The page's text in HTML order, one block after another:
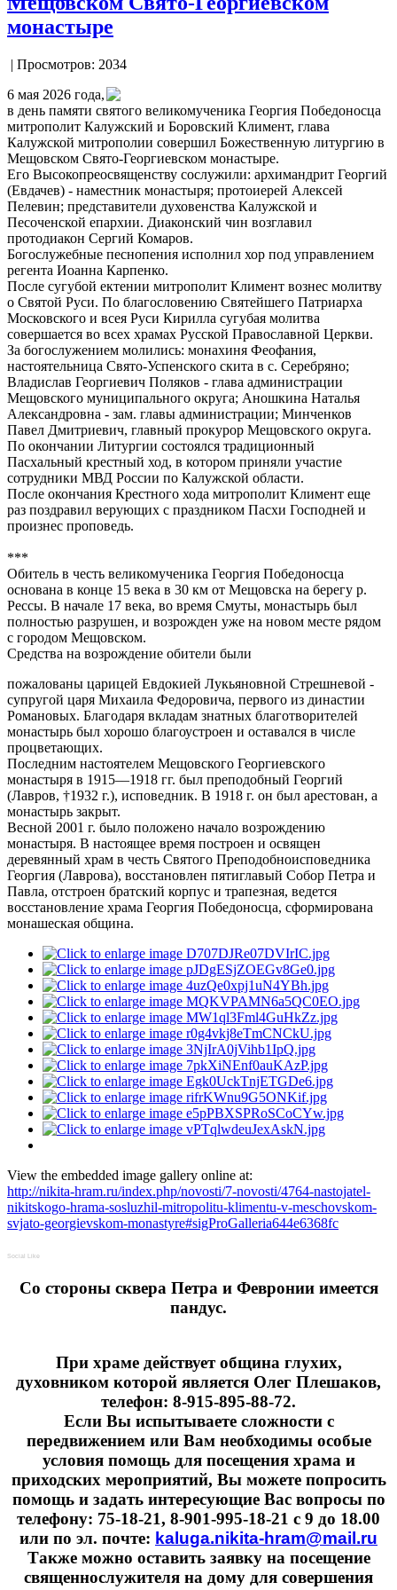
монастыре
| Просмотров: 2034
6 мая 2026 года,
в день памяти святого великомученика Георгия Победоносца
митрополит Калужский и Боровский Климент, глава
Калужской митрополии совершил Божественную литургию в
Мещовском Свято-Георгиевском монастыре.
Его Высокопреосвященству сослужили: архимандрит Георгий
(Евдачев) - наместник монастыря; протоиерей Алексей
Пелевин; представители духовенства Калужской и
Песоченской епархии. Диаконский чин возглавил
протодиакон Сергий Комаров.
Богослужебные песнопения исполнил хор под управлением
регента Иоанна Карпенко.
После сугубой ектении митрополит Климент вознес молитву
о Святой Руси. По благословению Святейшего Патриарха
Московского и всея Руси Кирилла сугубая молитва
совершается во всех храмах Русской Православной Церкви.
За богослужением молились: монахиня Феофания,
настоятельница Свято-Успенского скита в с. Серебряно;
Владислав Георгиевич Поляков - глава администрации
Мещовского муниципального округа; Аношкина Наталья
Александровна - зам. главы администрации; Минченков
Павел Дмитриевич, главный прокурор Мещовского округа.
По окончании Литургии состоялся традиционный
Пасхальный крестный ход, в котором приняли участие
сотрудники МВД России по Калужской области.
После окончания Крестного хода митрополит Климент еще
раз поздравил верующих с праздником Пасхи Господней и
произнес проповедь.
***
Обитель в честь великомученика Георгия Победоносца
основана в конце 15 века в 30 км от Мещовска на берегу р.
Рессы. В начале 17 века, во время Смуты, монастырь был
полностью разрушен, и возрожден уже на новом месте рядом
с городом Мещовском.
Средства на возрождение обители были
пожалованы царицей Евдокией Лукьяновной Стрешневой -
супругой царя Михаила Федоровича, первого из династии
Романовых. Благодаря вкладам знатных благотворителей
монастырь был хорошо благоустроен и оставался в числе
процветающих.
Последним настоятелем Мещовского Георгиевского
монастыря в 1915––1918 гг. был преподобный Георгий
(Лавров, †1932 г.), исповедник. В 1918 г. он был арестован, а
монастырь закрыт.
Весной 2001 г. было положено начало возрождению
монастыря. В настоящее время построен и освящен
деревянный храм в честь Святого Преподобноисповедника
Георгия (Лаврова), восстановлен пятиглавый Собор Петра и
Павла, отстроен братский корпус и трапезная, ведется
восстановление храма Георгия Победоносца, сформирована
монашеская община.
View the embedded image gallery online at:
http://nikita-hram.ru/index.php/novosti/7-novosti/4764-nastojatel-
nikitskogo-hrama-sosluzhil-mitropolitu-klimentu-v-meschovskom-
svjato-georgievskom-monastyre#sigProGalleria644e6368fc
Social Like
Cо стороны сквера Петра и Февронии имеется
пандус.
При храме действует община глухих,
духовником которой является Олег Плешаков,
телефон: 8-915-895-88-72.
Если Вы испытываете сложности с
передвижением или Вам необходимы особые
условия помощь для посещения храма и
приходских мероприятий, Вы можете попросить
помощь и задать интересующие Вас вопросы по
телефону: 75-18-21, 8-901-995-18-21 с 9 до 18.00
или по эл. почте: kaluga.nikita-hram@mail.ru
Также можно оставить заявку на посещение
священнослужителя на дому для совершения